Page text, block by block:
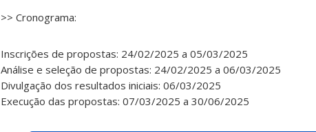
>> Cronograma:
Inscrições de propostas: 24/02/2025 a 05/03/2025
Análise e seleção de propostas: 24/02/2025 a 06/03/2025
Divulgação dos resultados iniciais: 06/03/2025
Execução das propostas: 07/03/2025 a 30/06/2025